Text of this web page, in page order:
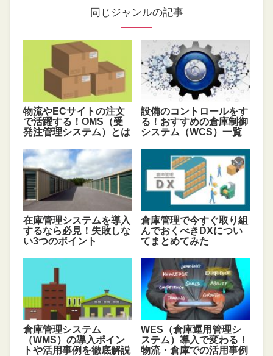
同じジャンルの記事
物流やECサイトの注文
で活躍する！OMS（受
発注管理システム）とは
設備のコントロールをす
る！おすすめの倉庫制御
システム（WCS）一覧
在庫管理システムを導入
するなら必見！失敗しな
い3つのポイント
倉庫管理で今すぐ取り組
んでおくべきDXについ
てまとめてみた
倉庫管理システム
（WMS）の導入ポイン
トや活用事例を徹底解説
WES（倉庫運用管理シ
ステム）導入で変わる！
物流・倉庫での活用事例